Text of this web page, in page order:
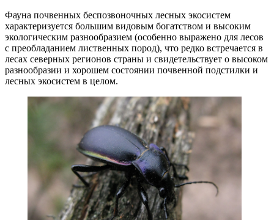
Фауна почвенных беспозвоночных лесных экосистем
характеризуется большим видовым богатством и высоким
экологическим разнообразием (особенно выражено для лесов
с преобладанием лиственных пород), что редко встречается в
лесах северных регионов страны и свидетельствует о высоком
разнообразии и хорошем состоянии почвенной подстилки и
лесных экосистем в целом.